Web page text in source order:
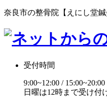
奈良市の整骨院【えにし堂
受付時間
9:00~12:00 / 15:00~20:00
日曜は12時まで受け付